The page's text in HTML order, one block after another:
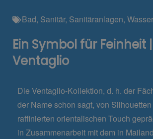
Bad, Sanitär, Sanitäranlagen, Wasser
Ein Symbol für Feinheit |
Ventaglio
Die Ventaglio-Kollektion, d. h. der
der Name schon sagt, von
raffinierten orientalischen Touch
in Zusammenarbeit mit dem in